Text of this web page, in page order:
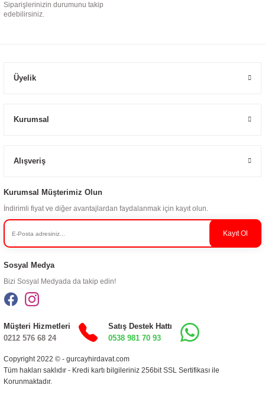
Siparişlerinizin durumunu takip
edebilirsiniz.
Üyelik
Kurumsal
Alışveriş
Kurumsal Müşterimiz Olun
İndirimli fiyat ve diğer avantajlardan faydalanmak için kayıt olun.
Kayıt Ol
Sosyal Medya
Bizi Sosyal Medyada da takip edin!
Copyright 2022 © - gurcayhirdavat.com
Tüm hakları saklıdır - Kredi kartı bilgileriniz 256bit SSL Sertifikası ile
Korunmaktadır.
Müşteri Hizmetleri
0212 576 68 24
Satış Destek Hattı
0538 981 70 93